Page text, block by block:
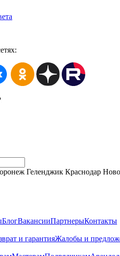
Геленджик Краснодар
БлогВакансииПартнерыКонтакты
и гарантияЖалобы и